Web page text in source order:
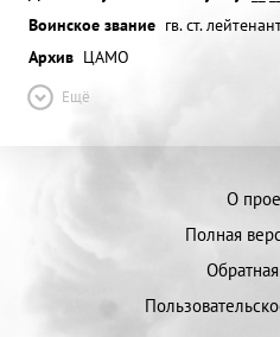
Воинское звание гв. ст.
Архив ЦАМО
Ещё
О
Полная